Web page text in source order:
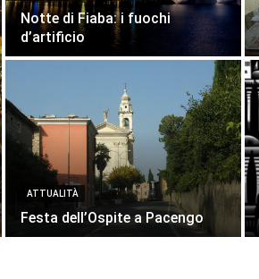
Notte di Fiaba: i fuochi
d’artificio
ATTUALITÀ
Festa dell’Ospite a Pacengo